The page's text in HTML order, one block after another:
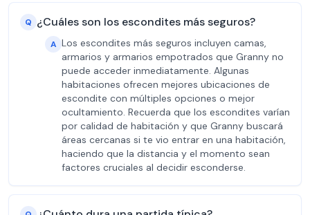
Q ¿Cuáles son los escondites más seguros?
A Los escondites más seguros incluyen camas,
armarios y armarios empotrados que Granny no
puede acceder inmediatamente. Algunas
habitaciones ofrecen mejores ubicaciones de
escondite con múltiples opciones o mejor
ocultamiento. Recuerda que los escondites varían
por calidad de habitación y que Granny buscará
áreas cercanas si te vio entrar en una habitación,
haciendo que la distancia y el momento sean
factores cruciales al decidir esconderse.